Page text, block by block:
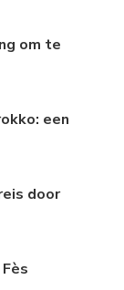
om te
een
door